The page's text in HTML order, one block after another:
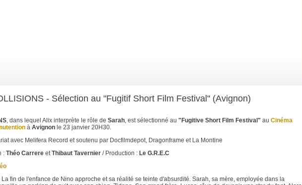
- Sélection au "Fugitif Short Film Festival" (Avignon)
, dans lequel Alix interprète le rôle de Sarah, est sélectionné au "Fugitive Short Film Festival" au Cinéma
à Avignon le 23 janvier 20H30.
avec Melifera Record et soutenu par Docfilmdepot, Dragonframe et La Montine
: Théo Carrere etThibaut Tavernier / Production : Le G.R.E.C
La fin de l'enfance de Nino approche et sa réalité se teinte d'absurdité. Sarah, sa mère, employée dans la